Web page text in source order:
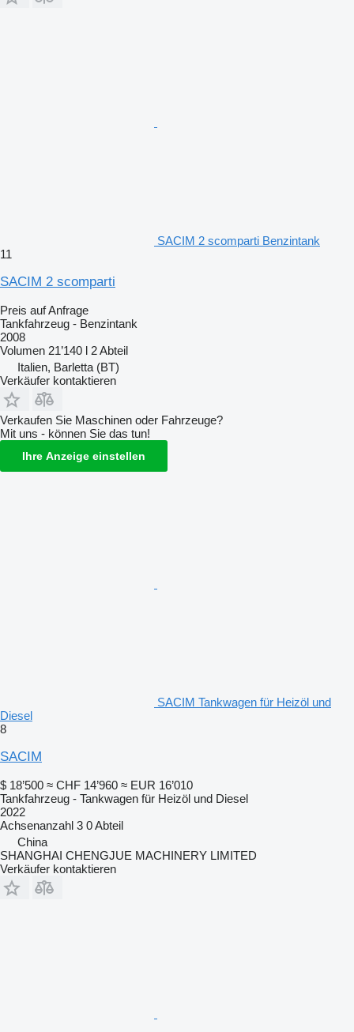
SACIM 2 scomparti Benzintank
11
SACIM 2 scomparti
Preis auf Anfrage
Tankfahrzeug - Benzintank
2008
Volumen 21’140 l 2 Abteil
Italien, Barletta (BT)
Verkäufer kontaktieren
Verkaufen Sie Maschinen oder Fahrzeuge?
Mit uns - können Sie das tun!
Ihre Anzeige einstellen
SACIM Tankwagen für Heizöl und
Diesel
8
SACIM
$ 18’500 ≈ CHF 14’960 ≈ EUR 16’010
Tankfahrzeug - Tankwagen für Heizöl und Diesel
2022
Achsenanzahl 3 0 Abteil
China
SHANGHAI CHENGJUE MACHINERY LIMITED
Verkäufer kontaktieren